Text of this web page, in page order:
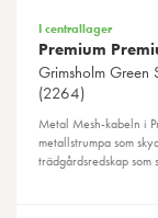
I centrallager
Premium
Grimsholm Green
(2264)
Metal Mesh-kabeln i
metallstrumpa som
trädgårdsredskap som